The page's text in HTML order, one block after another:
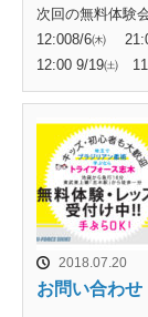
次回の無料体験
12:008/6㈭
12:00 9/19㈯
2018.07.20
お問い合わ